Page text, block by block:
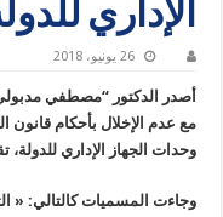
الإداري
26 يونيو، 2018
أصدر الدكتور “مصطفي
مع عدم الإخلال بأحكام قانون
وحدات الجهاز الإداري
وجاءت المسميات كالتالي: «